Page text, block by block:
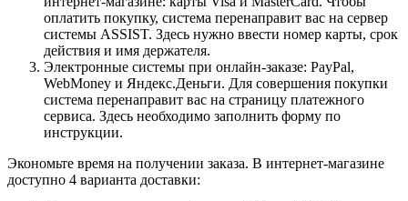
оплатить покупку, система перенаправит вас на сервер
системы ASSIST. Здесь нужно ввести номер карты, срок
действия и имя держателя.
Электронные системы при онлайн-заказе: PayPal,
WebMoney и Яндекс.Деньги. Для совершения покупки
система перенаправит вас на страницу платежного
сервиса. Здесь необходимо заполнить форму по
инструкции.
Экономьте время на получении заказа. В интернет-магазине
доступно 4 варианта доставки: